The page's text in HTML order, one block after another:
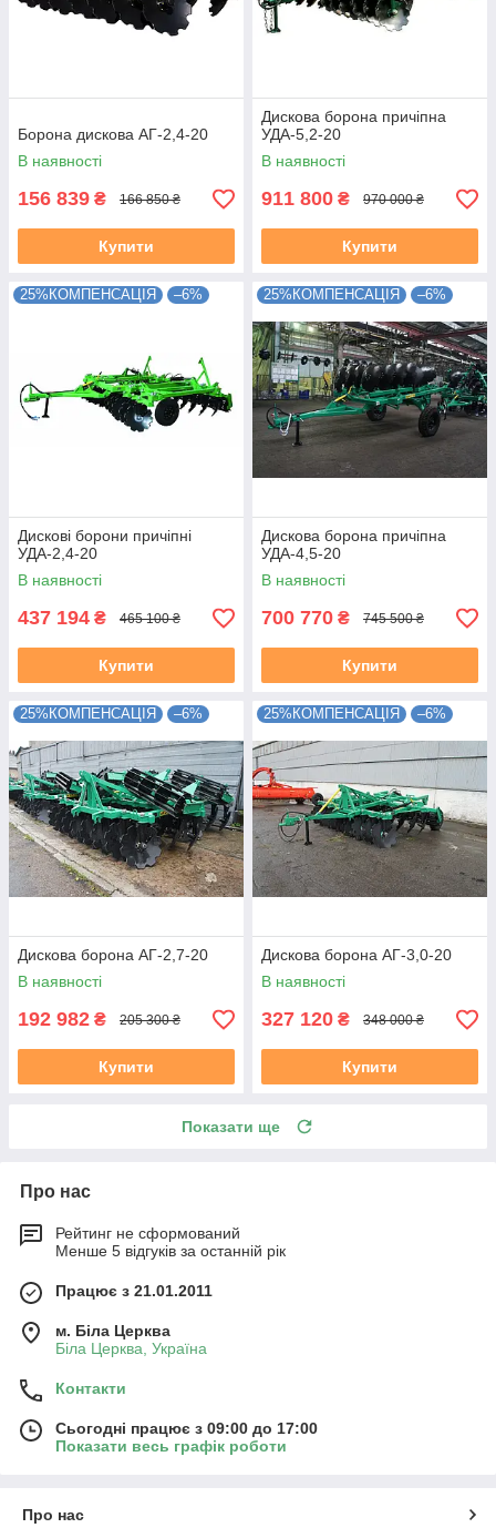
Борона дискова АГ-2,4-20
В наявності
156 839 ₴ 166 850 ₴
Купити
Дискова борона причіпна
УДА-5,2-20
В наявності
911 800 ₴ 970 000 ₴
Купити
25%КОМПЕНСАЦІЯ –6%
Дискові борони причіпні
УДА-2,4-20
В наявності
437 194 ₴ 465 100 ₴
Купити
25%КОМПЕНСАЦІЯ –6%
Дискова борона причіпна
УДА-4,5-20
В наявності
700 770 ₴ 745 500 ₴
Купити
25%КОМПЕНСАЦІЯ –6%
Дискова борона АГ-2,7-20
В наявності
192 982 ₴ 205 300 ₴
Купити
25%КОМПЕНСАЦІЯ –6%
Дискова борона АГ-3,0-20
В наявності
327 120 ₴ 348 000 ₴
Купити
Показати ще
Про нас
Рейтинг не сформований
Менше 5 відгуків за останній рік
Працює з 21.01.2011
м. Біла Церква
Біла Церква, Україна
Контакти
Сьогодні працює з 09:00 до 17:00
Показати весь графік роботи
Про нас